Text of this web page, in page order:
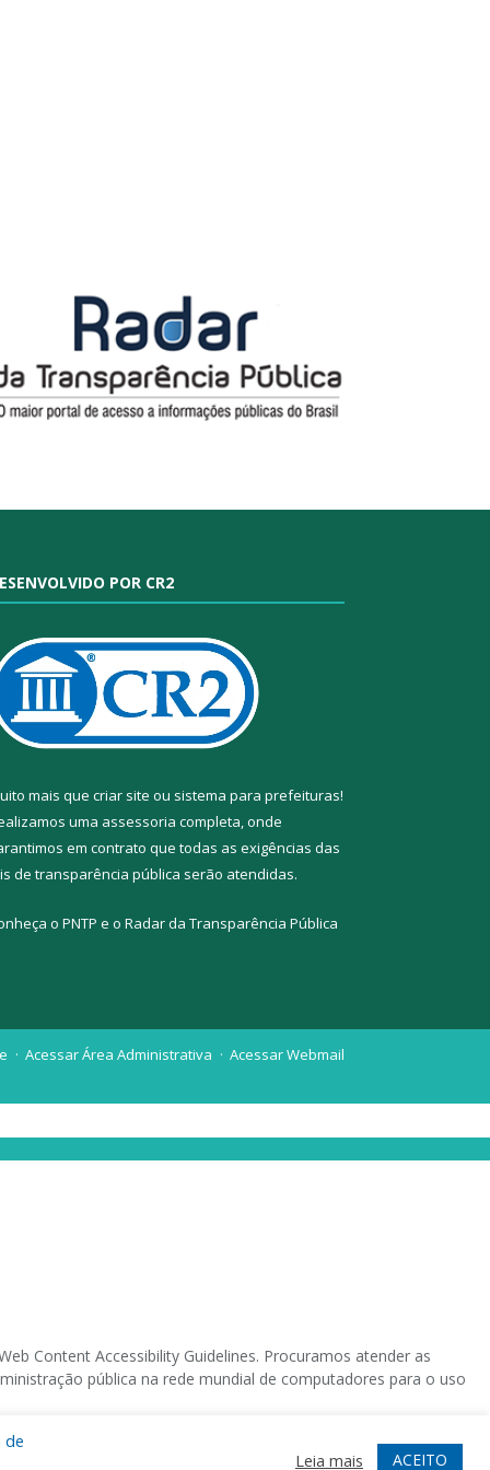
POR CR2
mais que criar site ou sistema para prefeituras!
uma assessoria completa, onde
em contrato que todas as exigências das
de transparência pública serão atendidas.
o PNTP e o Radar da Transparência Pública
Acessar Área Administrativa Acessar Webmail
de
Leia mais ACEITO
Content Accessibility Guidelines. Procuramos atender as
pública na rede mundial de computadores para o uso
operacional destinado deficientes visuais.